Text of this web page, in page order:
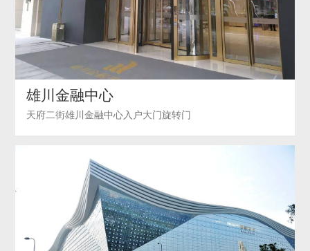
雄川金融中心
天府二街雄川金融中心入户大门旋转门